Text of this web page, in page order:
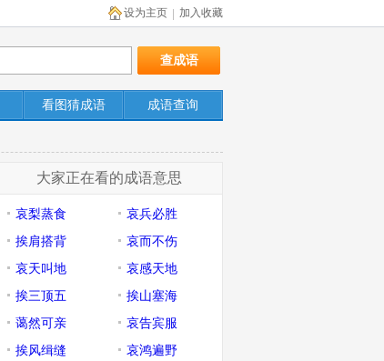
加入收藏
设为主页
看图猜成语 成语查询
大家正在看的成语意思
哀梨蒸食
哀兵必胜
挨肩搭背
哀而不伤
哀天叫地
哀感天地
挨三顶五
挨山塞海
蔼然可亲
哀告宾服
挨风缉缝
哀鸿遍野